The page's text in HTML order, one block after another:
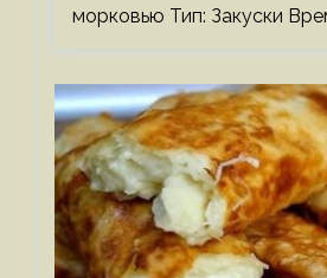
морковью Тип: Закуски